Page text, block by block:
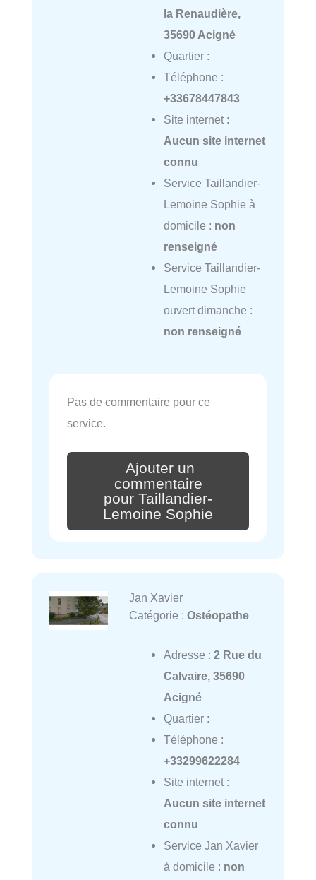
la Renaudière,
35690 Acigné
Quartier :
Téléphone :
+33678447843
Site internet :
Aucun site internet
connu
Service Taillandier-
Lemoine Sophie à
domicile : non
renseigné
Service Taillandier-
Lemoine Sophie
ouvert dimanche :
non renseigné
Pas de commentaire pour ce
service.
Ajouter un
commentaire
pour Taillandier-
Lemoine Sophie
Jan Xavier
Catégorie : Ostéopathe
Adresse : 2 Rue du
Calvaire, 35690
Acigné
Quartier :
Téléphone :
+33299622284
Site internet :
Aucun site internet
connu
Service Jan Xavier
à domicile : non